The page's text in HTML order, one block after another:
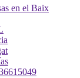
en el Baix